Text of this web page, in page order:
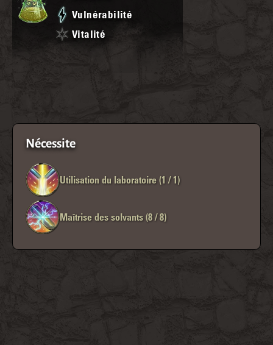
Vulnérabilité
Vitalité
Nécessite
Utilisation du laboratoire (1 / 1)
Maîtrise des solvants (8 / 8)